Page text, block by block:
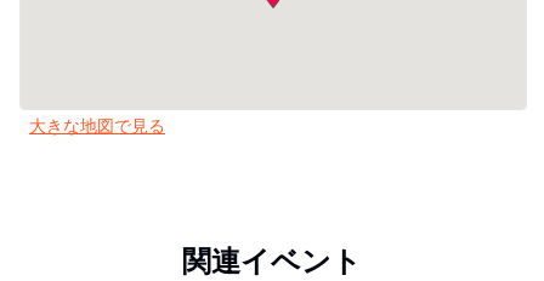
大きな地図で見る
関連イベント